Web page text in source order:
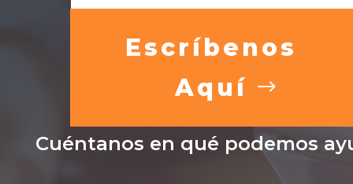
Escríbenos
Aquí
Cuéntanos en qué podemos